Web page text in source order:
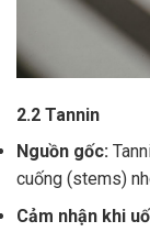
2.2 Tannin
Nguồn gốc:
cuống (stems)
Cảm nhận khi